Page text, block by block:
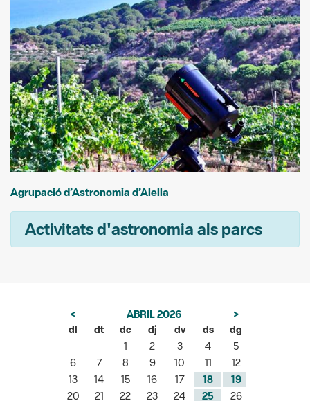
Agrupació d’Astronomia d’Alella
Activitats d'astronomia als parcs
< ABRIL 2026
>
dl
dt dc dj dv ds
dg
1
2 3 4
5
6
7 8 9 10 11
12
13
14 15 16 17 18
19
20
21 22 23 24 25
26